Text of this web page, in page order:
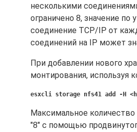
несколькими
ограничено 8, значение
соединение TCP/IP от
соединений на IP может
При добавлении нового
монтирования, используя
esxcli storage nfs41 add -H
Максимальное
"8" с помощью